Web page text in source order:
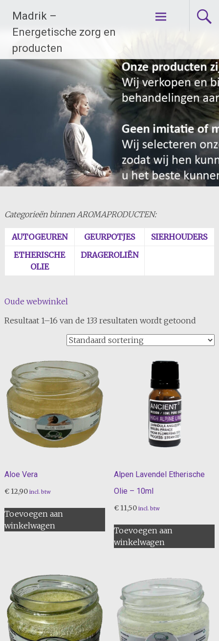
naarMadrik –
Energetische zorg en
producten
Categorieën binnen AROMAPRODUCTEN:
AUTOGEUREN GEURPOTJES
SIERHOUDERS
ETHERISCHE
OLIE
DRAGEROLIËN
Oude webwinkel
Resultaat 1–16 van de 133 resultaten wordt getoond
Aloe Vera
€12,90 incl. btw
Toevoegen aan
winkelwagen
Alpen Lavendel Etherische
Olie – 10ml
€11,50 incl. btw
Toevoegen aan
winkelwagen